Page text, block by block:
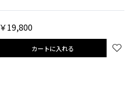
￥19,800
カートに入れる